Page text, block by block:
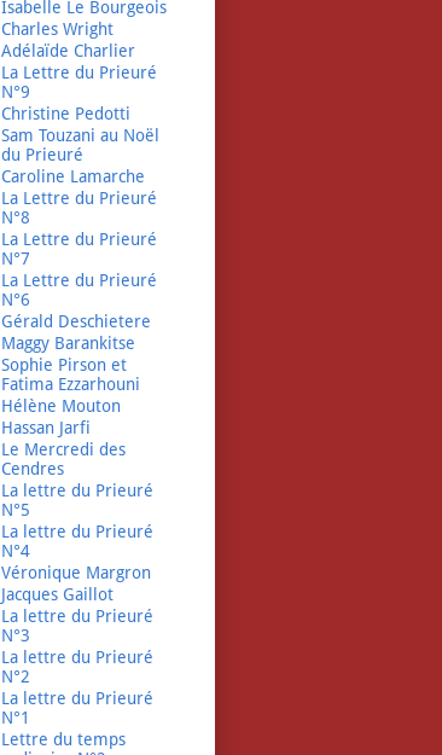
Isabelle Le Bourgeois
Charles Wright
Adélaïde Charlier
La Lettre du Prieuré
N°9
Christine Pedotti
Sam Touzani au Noël
du Prieuré
Caroline Lamarche
La Lettre du Prieuré
N°8
La Lettre du Prieuré
N°7
La Lettre du Prieuré
N°6
Gérald Deschietere
Maggy Barankitse
Sophie Pirson et
Fatima Ezzarhouni
Hélène Mouton
Hassan Jarfi
Le Mercredi des
Cendres
La lettre du Prieuré
N°5
La lettre du Prieuré
N°4
Véronique Margron
Jacques Gaillot
La lettre du Prieuré
N°3
La lettre du Prieuré
N°2
La lettre du Prieuré
N°1
Lettre du temps